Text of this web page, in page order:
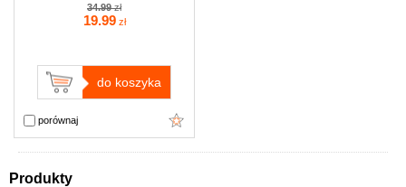
34.99 zł
19.99 zł
do koszyka
porównaj
Produkty